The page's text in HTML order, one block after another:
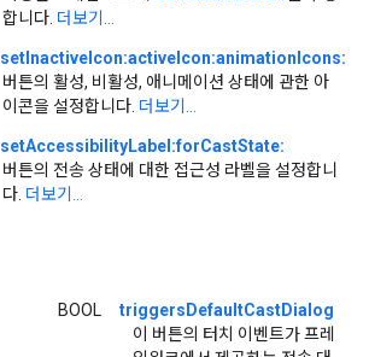
합니다. 더보기...
setInactiveIcon:activeIcon:animationIcons:
버튼의 활성, 비활성, 애니메이션 상태에 관한 아
이콘을 설정합니다. 더보기...
setAccessibilityLabel:forCastState:
버튼의 전송 상태에 대한 접근성 라벨을 설정합니
다. 더보기...
BOOL
triggersDefaultCastDialog
이 버튼의 터치 이벤트가 프레